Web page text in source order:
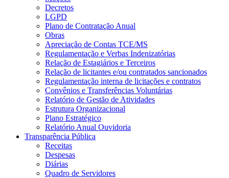
Decretos
LGPD
Plano de Contratação Anual
Obras
Apreciação de Contas TCE/MS
Regulamentação e Verbas Indenizatórias
Relação de Estagiários e Terceiros
Relação de licitantes e/ou contratados sancionados
Regulamentação interna de licitações e contratos
Convênios e Transferências Voluntárias
Relatório de Gestão de Atividades
Estrutura Organizacional
Plano Estratégico
Relatório Anual Ouvidoria
Transparência Pública
Receitas
Despesas
Diárias
Quadro de Servidores